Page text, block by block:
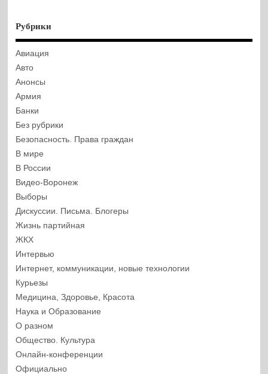
Рубрики
Авиация
Авто
Анонсы
Армия
Банки
Без рубрики
Безопасность. Права граждан
В мире
В России
Видео-Воронеж
Выборы
Дискуссии. Письма. Блогеры
Жизнь партийная
ЖКХ
Интервью
Интернет, коммуникации, новые технологии
Курьезы
Медицина, Здоровье, Красота
Наука и Образование
О разном
Общество. Культура
Онлайн-конференции
Официально